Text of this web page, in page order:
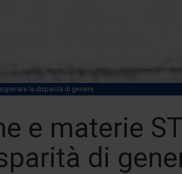
la disparità di genere
e materie
di